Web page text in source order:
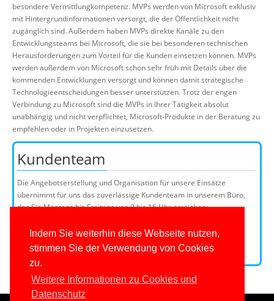
Indem Sie weiterhin diese Webseite nutzen,
stimmen Sie der Verwendung von Cookies
zu.
Weitere Informationen zu Cookies und
Datenschutz
besondere Vermittlungkompetenz. MVPs werden von Microsoft exklusiv
mit Hintergrundinformationen versorgt, die der Öffentlichkeit nicht
zugänglich sind. Außerdem haben MVPs direkte Kanäle zu den
Entwicklungsteams bei Microsoft, die sie bei besonderen technischen
Herausforderungen zum Vorteil für die Kunden einsetzen können. MVPs
werden außerdem von Microsoft schon sehr früh mit Details über die
kommenden Entwicklungen versorgt und können damit strategische
Technologieentscheidungen besser unterstützen. Trotz der engen
Verbindung zu Microsoft sind die MVPs in Ihrer Tätigkeit absolut
unabhängig und nicht verpflichtet, Microsoft-Produkte in der Beratung zu
empfehlen oder in Projekten einzusetzen.
Kundenteam
Die Angebotserstellung und Organisation für unsere Einsätze
übernimmt für uns das zuverlässige Kundenteam in unserem Büro,
das Sie Montags bis Freitags von 9 bis 16 Uhr erreichen:
E-Mail:
Kundenteammitglieder